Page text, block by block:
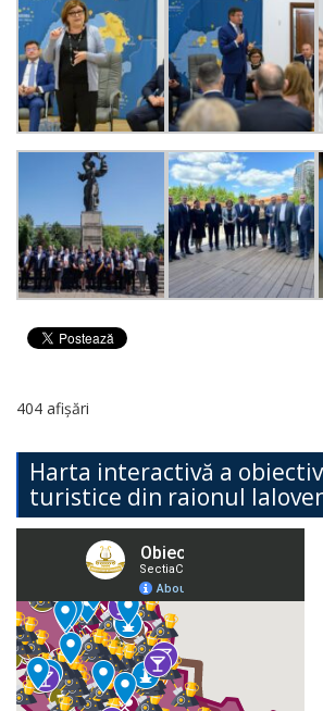
404 afișări
Harta interactivă a
turistice din raionul